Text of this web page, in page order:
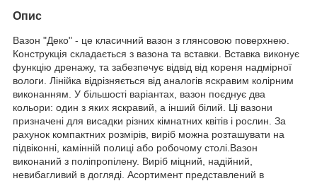
Опис
Вазон "Деко" - це класичний вазон з глянсовою поверхнею.
Конструкція складається з вазона та вставки. Вставка виконує
функцію дренажу, та забезпечує відвід від кореня надмірної
вологи. Лінійка відрізняється від аналогів яскравим колірним
виконанням. У більшості варіантах, вазон поєднує два
кольори: один з яких яскравий, а інший білий. Ці вазони
призначені для висадки різних кімнатних квітів і рослин. За
рахунок компактних розмірів, виріб можна розташувати на
підвіконні, камінній полиці або робочому столі.Вазон
виконаний з поліпропілену. Виріб міцний, надійний,
невибагливий в догляді. Асортимент представлений в